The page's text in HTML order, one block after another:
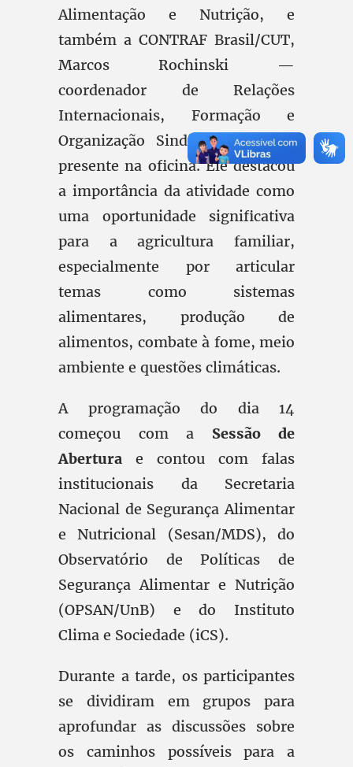
Alimentação e Nutrição, e
também a CONTRAF Brasil/CUT,
Marcos Rochinski —
coordenador de Relações
Internacionais, Formação e
Organização Sindical — esteve
presente na oficina. Ele destacou
a importância da atividade como
uma oportunidade significativa
para a agricultura familiar,
especialmente por articular
temas como sistemas
alimentares, produção de
alimentos, combate à fome, meio
ambiente e questões climáticas.
A programação do dia 14
começou com a Sessão de
Abertura e contou com falas
institucionais da Secretaria
Nacional de Segurança Alimentar
e Nutricional (Sesan/MDS), do
Observatório de Políticas de
Segurança Alimentar e Nutrição
(OPSAN/UnB) e do Instituto
Clima e Sociedade (iCS).
Durante a tarde, os participantes
se dividiram em grupos para
aprofundar as discussões sobre
os caminhos possíveis para a